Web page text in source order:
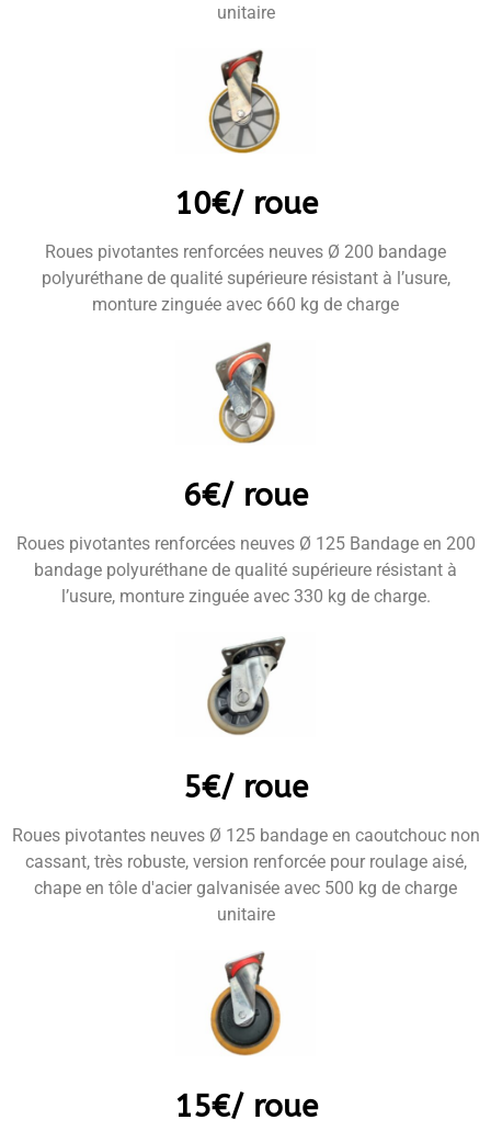
unitaire
10€/ roue
Roues pivotantes renforcées neuves Ø 200 bandage
polyuréthane de qualité supérieure résistant à l’usure,
monture zinguée avec 660 kg de charge
6€/ roue
Roues pivotantes renforcées neuves Ø 125 Bandage en 200
bandage polyuréthane de qualité supérieure résistant à
l’usure, monture zinguée avec 330 kg de charge.
5€/ roue
Roues pivotantes neuves Ø 125 bandage en caoutchouc non
cassant, très robuste, version renforcée pour roulage aisé,
chape en tôle d'acier galvanisée avec 500 kg de charge
unitaire
15€/ roue